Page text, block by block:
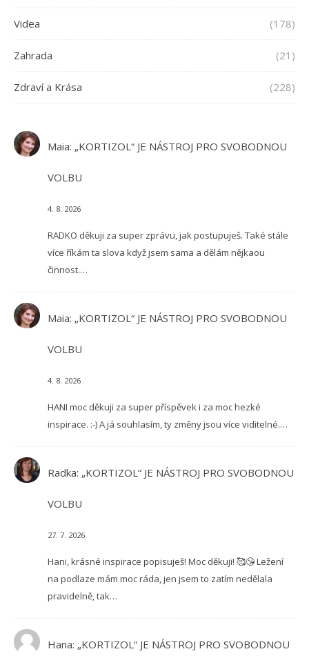
Videa (178)
Zahrada (21)
Zdraví a Krása (228)
Maia: „KORTIZOL“ JE NÁSTROJ PRO SVOBODNOU
VOLBU
4. 8. 2026
RADKO děkuji za super zprávu, jak postupuješ. Také stále
více říkám ta slova když jsem sama a dělám nějkaou
činnost.…
Maia: „KORTIZOL“ JE NÁSTROJ PRO SVOBODNOU
VOLBU
4. 8. 2026
HANI moc děkuji za super příspěvek i za moc hezké
inspirace. :-) A já souhlasím, ty změny jsou více viditelné.…
Radka: „KORTIZOL“ JE NÁSTROJ PRO SVOBODNOU
VOLBU
27. 7. 2026
Hani, krásné inspirace popisuješ! Moc děkuji! 🥰😘 Ležení
na podlaze mám moc ráda, jen jsem to zatím nedělala
pravidelně, tak…
Hana: „KORTIZOL“ JE NÁSTROJ PRO SVOBODNOU